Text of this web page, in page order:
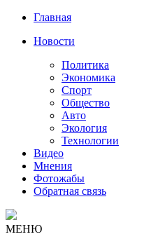
Главная
Новости
Политика
Экономика
Спорт
Общество
Авто
Экология
Технологии
Видео
Мнения
Фотожабы
Обратная связь
МЕНЮ